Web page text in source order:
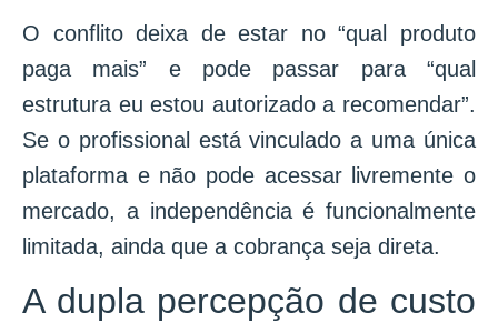
O conflito deixa de estar no “qual produto
paga mais” e pode passar para “qual
estrutura eu estou autorizado a recomendar”.
Se o profissional está vinculado a uma única
plataforma e não pode acessar livremente o
mercado, a independência é funcionalmente
limitada, ainda que a cobrança seja direta.
A dupla percepção de custo